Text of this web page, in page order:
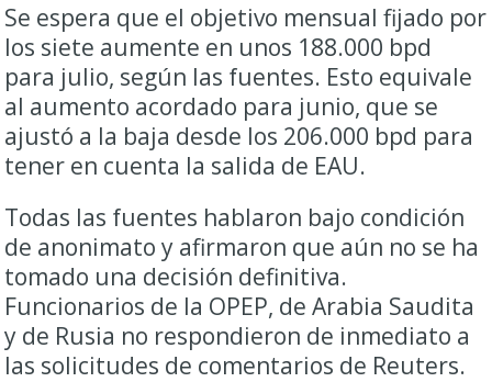
Se espera que el objetivo mensual fijado por
los siete aumente en unos 188.000 bpd
para julio, según las fuentes. Esto equivale
al aumento acordado para junio, que se ​
ajustó a ​la baja desde los 206.000 bpd para
tener en cuenta ​la salida de EAU.
Todas las fuentes hablaron bajo ‌condición
de anonimato y afirmaron que aún no se ha
tomado una decisión definitiva.
Funcionarios de la OPEP, de Arabia Saudita
y de Rusia no respondieron de inmediato a
las solicitudes de comentarios de Reuters.